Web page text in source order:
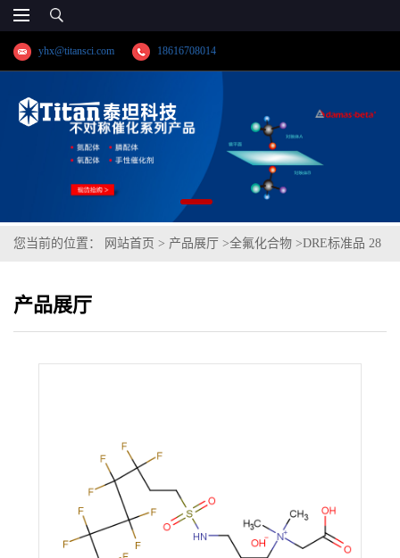
yhx@titansci.com 18616708014
您当前的位置： 网站首页 > 产品展厅 >全氟化合物 >DRE标准品 28
货供应）
产品展厅